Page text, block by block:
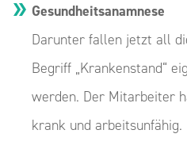
Gesundheitsanamnese
Darunter fallen jetzt all
Begriff „Krankenstand“
werden. Der Mitarbeiter
krank und arbeitsunfähig.